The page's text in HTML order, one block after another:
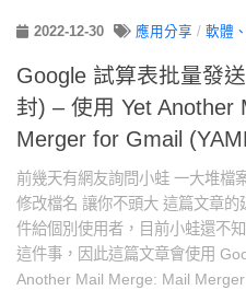
2022-12-30 應用分享 / 軟體
Google 試算表批量發
封) – 使用 Yet Another
Merger for Gmail
前幾天有網友詢問小蛙 一大堆檔
修改檔名 讓你不頭大 這篇文章
件給個別使用者，目前小蛙還不
這件事，因此這篇文章會使用
Another Mail Merge: Mail